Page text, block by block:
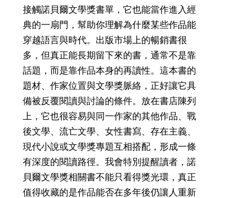
接觸諾貝爾文學獎書單，它也能當作進入經
典的一扇門，幫助你理解為什麼某些作品能
穿越語言與時代。出版市場上的暢銷書很
多，但真正能長期留下來的書，通常不是靠
話題，而是靠作品本身的再讀性。這本書的
題材、作家位置與文學獎脈絡，正好讓它具
備被反覆閱讀與討論的條件。放在書店陳列
上，它也很容易與同一作家的其他作品、戰
後文學、流亡文學、女性書寫、存在主義、
現代小說或文學獎專題互相搭配，形成一條
有深度的閱讀路徑。我會特別提醒讀者，諾
貝爾文學獎相關書不能只看得獎光環，真正
值得收藏的是作品能否在多年後仍讓人重新